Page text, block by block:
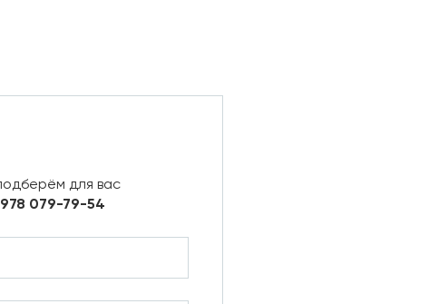
для вас
978 079-79-54